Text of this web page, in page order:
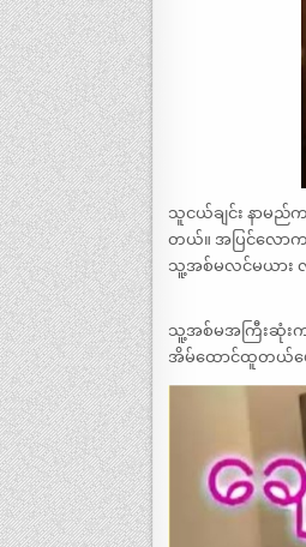
သူငယ်ချင်း နာမ
တယ်။ အပြင်လောက
သူ့အစ်မလင်မယား လို
သူ့အစ်မအကြီးဆုံးက
အိမ်ထောင်ထူတယ်ပေ